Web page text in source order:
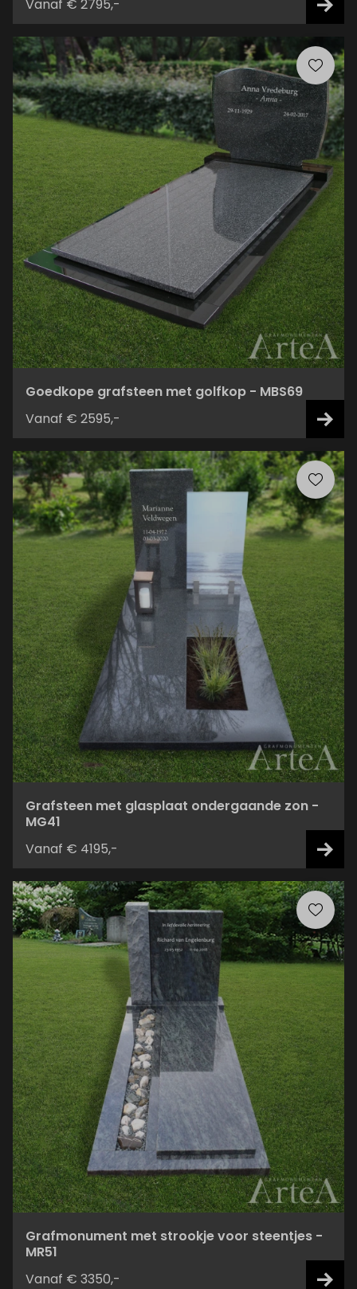
Vanaf € 2795,-
Goedkope grafsteen met golfkop - MBS69
Vanaf € 2595,-
Grafsteen met glasplaat ondergaande zon -
MG41
Vanaf € 4195,-
Grafmonument met strookje voor steentjes -
MR51
Vanaf € 3350,-